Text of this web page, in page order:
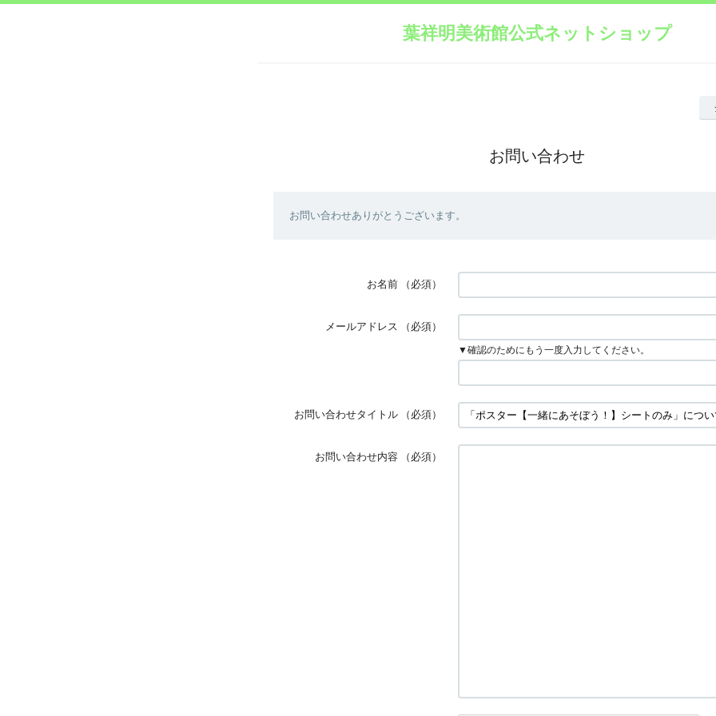
葉祥明美術館公式ネットショップ
お問い合わせ
お問い合わせありがとうございます。
お名前 （必須）
メールアドレス （必須）
▼確認のためにもう一度入力してください。
お問い合わせタイトル （必須）
お問い合わせ内容 （必須）